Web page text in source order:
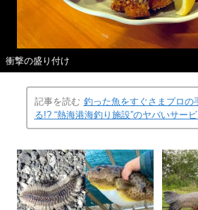
衝撃の盛り付け
記事を読む 釣った魚をすぐさまプロの
る!? “熱海港海釣り施設”のヤバいサー